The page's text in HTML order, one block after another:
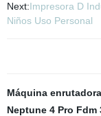
Next:Impresora D
Niños Uso Personal
Máquina
Neptune 4 Pro Fdm